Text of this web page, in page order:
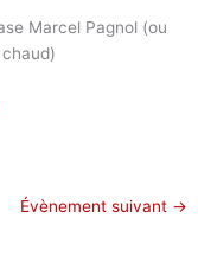
Marcel Pagnol (ou
Évènement suivant →